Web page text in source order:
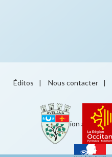
Éditos | Nous contacter |
Éducation artistique